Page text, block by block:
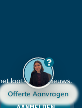
Offerte Aanvragen
laatste duiknieuws.